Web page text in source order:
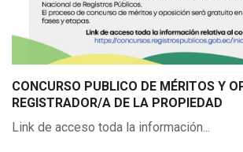
CONCURSO PUBLICO DE MÉRITOS Y
REGISTRADOR/A DE LA PROPIEDAD
Link de acceso toda la información...